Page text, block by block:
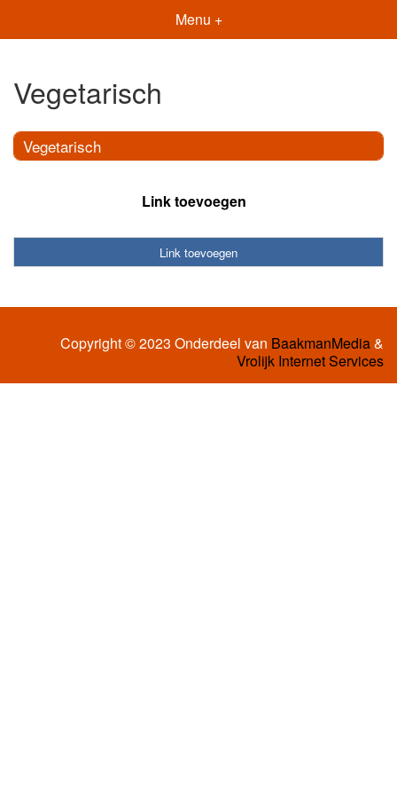
Menu +
Vegetarisch
Vegetarisch
Link toevoegen
Link toevoegen
Copyright © 2023 Onderdeel van BaakmanMedia&
Vrolijk Internet Services